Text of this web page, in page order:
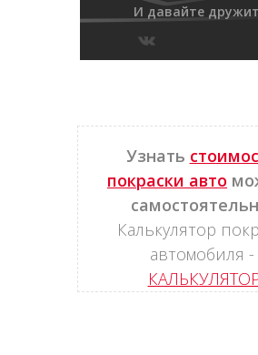
И давайте
Узнать
покраски авто
Калькулятор
автомобиля -